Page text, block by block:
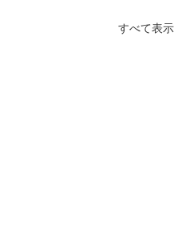
すべて表示